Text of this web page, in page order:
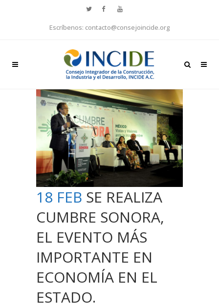
Escríbenos: contacto@consejoincide.org
18 FEB SE REALIZA
CUMBRE SONORA,
EL EVENTO MÁS
IMPORTANTE EN
ECONOMÍA EN EL
ESTADO.